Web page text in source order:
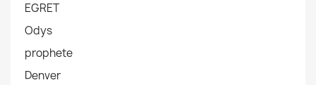
EGRET
Odys
prophete
Denver